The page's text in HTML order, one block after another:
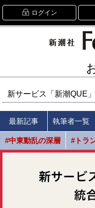
ログイン
新サービス「新潮QUE
最新記事 執筆者一覧
#中東動乱の深層 #トラ